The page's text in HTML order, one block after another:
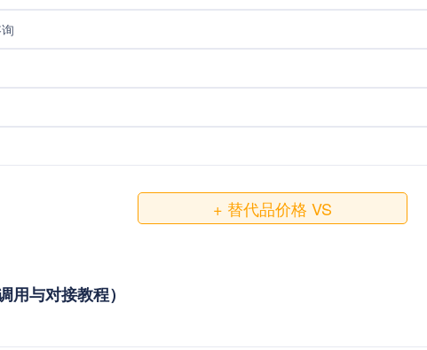
+ 替代品价格 VS
与对接教程）